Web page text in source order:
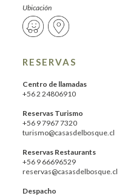
Ubicación
RESERVAS
Centro de llamadas
+56 2 24806910
Reservas Turismo
+56 9 7967 7320
turismo@casasdelbosque.cl
Reservas Restaurants
+56 9 66696529
reservas@casasdelbosque.cl
Despacho